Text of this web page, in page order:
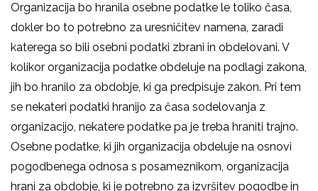
Organizacija bo hranila osebne podatke le toliko časa,
dokler bo to potrebno za uresničitev namena, zaradi
katerega so bili osebni podatki zbrani in obdelovani. V
kolikor organizacija podatke obdeluje na podlagi zakona,
jih bo hranilo za obdobje, ki ga predpisuje zakon. Pri tem
se nekateri podatki hranijo za časa sodelovanja z
organizacijo, nekatere podatke pa je treba hraniti trajno.
Osebne podatke, ki jih organizacija obdeluje na osnovi
pogodbenega odnosa s posameznikom, organizacija
hrani za obdobje, ki je potrebno za izvršitev pogodbe in